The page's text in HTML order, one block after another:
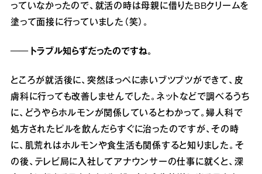
っていなかったので、就活の時は母親に借りたBBクリームを
塗って面接に行っていました（笑）。
── トラブル知らずだったのですね。
ところが就活後に、突然ほっぺに赤いブツブツができて、皮
膚科に行っても改善しませんでした。ネットなどで調べるうち
に、どうやらホルモンが関係しているとわかって。婦人科で
処方されたピルを飲んだらすぐに治ったのですが、その時
に、肌荒れはホルモンや食生活も関係すると知りました。そ
の後、テレビ局に入社してアナウンサーの仕事に就くと、深